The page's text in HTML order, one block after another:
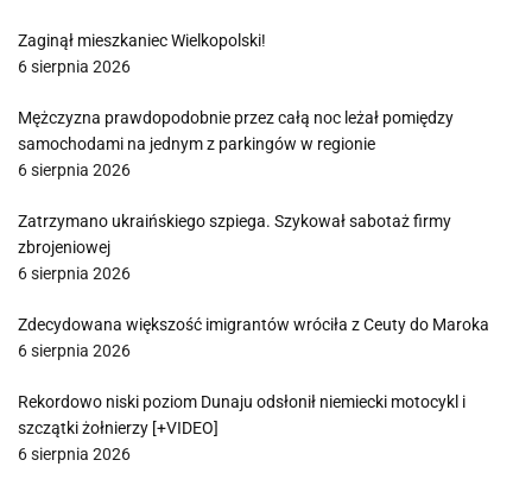
Zaginął mieszkaniec Wielkopolski!
6 sierpnia 2026
Mężczyzna prawdopodobnie przez całą noc leżał pomiędzy
samochodami na jednym z parkingów w regionie
6 sierpnia 2026
Zatrzymano ukraińskiego szpiega. Szykował sabotaż firmy
zbrojeniowej
6 sierpnia 2026
Zdecydowana większość imigrantów wróciła z Ceuty do Maroka
6 sierpnia 2026
Rekordowo niski poziom Dunaju odsłonił niemiecki motocykl i
szczątki żołnierzy [+VIDEO]
6 sierpnia 2026